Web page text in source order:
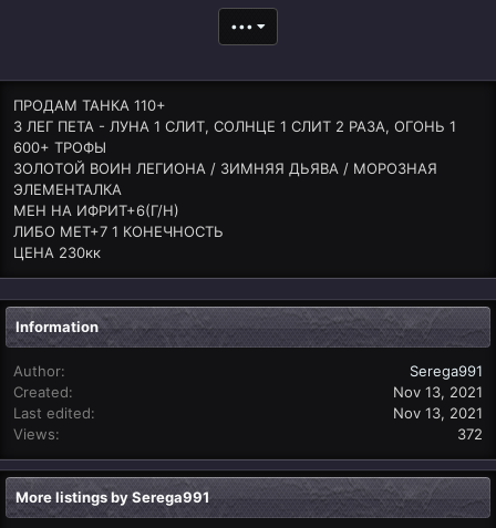
•••
ПРОДАМ ТАНКА 110+
3 ЛЕГ ПЕТА - ЛУНА 1 СЛИТ, СОЛНЦЕ 1 СЛИТ 2 РАЗА, ОГОНЬ 1
600+ ТРОФЫ
ЗОЛОТОЙ ВОИН ЛЕГИОНА / ЗИМНЯЯ ДЬЯВА / МОРОЗНАЯ
ЭЛЕМЕНТАЛКА
МЕН НА ИФРИТ+6(Г/Н)
ЛИБО МЕТ+7 1 КОНЕЧНОСТЬ
ЦЕНА 230кк
Information
Author
Serega991
Created
Nov 13, 2021
Last edited
Nov 13, 2021
Views
372
More listings by Serega991